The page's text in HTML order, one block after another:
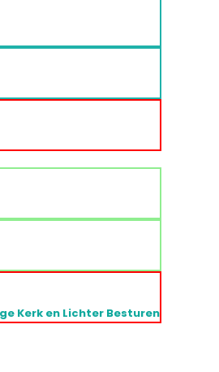
Kerk en Lichter Besturen